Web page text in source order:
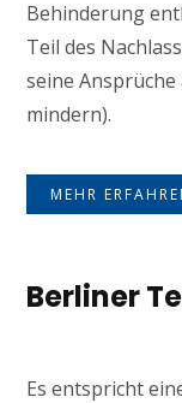
Behinderung
Teil des
seine
mindern).
MEHR
Berliner
Es entspricht